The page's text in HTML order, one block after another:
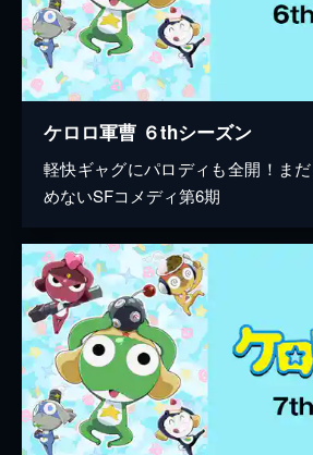
ケロロ軍曹 ６thシーズン
軽快ギャグにパロディも全開！ま
めないSFコメディ第6期